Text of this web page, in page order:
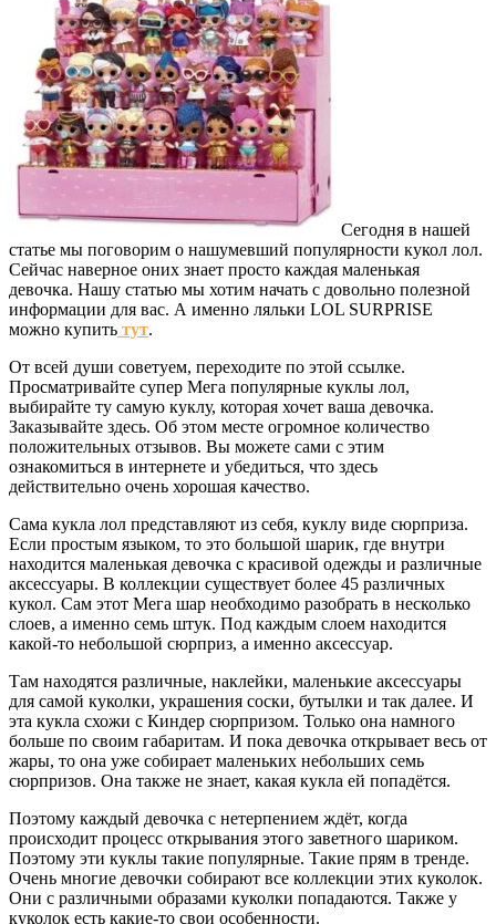
Сегодня в нашей
статье мы поговорим о нашумевший популярности кукол лол.
Сейчас наверное оних знает просто каждая маленькая
девочка. Нашу статью мы хотим начать с довольно полезной
информации для вас. А именно ляльки LOL SURPRISE
можно купить тут.
От всей души советуем, переходите по этой ссылке.
Просматривайте супер Мега популярные куклы лол,
выбирайте ту самую куклу, которая хочет ваша девочка.
Заказывайте здесь. Об этом месте огромное количество
положительных отзывов. Вы можете сами с этим
ознакомиться в интернете и убедиться, что здесь
действительно очень хорошая качество.
Сама кукла лол представляют из себя, куклу виде сюрприза.
Если простым языком, то это большой шарик, где внутри
находится маленькая девочка с красивой одежды и различные
аксессуары. В коллекции существует более 45 различных
кукол. Сам этот Мега шар необходимо разобрать в несколько
слоев, а именно семь штук. Под каждым слоем находится
какой-то небольшой сюрприз, а именно аксессуар.
Там находятся различные, наклейки, маленькие аксессуары
для самой куколки, украшения соски, бутылки и так далее. И
эта кукла схожи с Киндер сюрпризом. Только она намного
больше по своим габаритам. И пока девочка открывает весь от
жары, то она уже собирает маленьких небольших семь
сюрпризов. Она также не знает, какая кукла ей попадётся.
Поэтому каждый девочка с нетерпением ждёт, когда
происходит процесс открывания этого заветного шариком.
Поэтому эти куклы такие популярные. Такие прям в тренде.
Очень многие девочки собирают все коллекции этих куколок.
Они с различными образами куколки попадаются. Также у
куколок есть какие-то свои особенности.